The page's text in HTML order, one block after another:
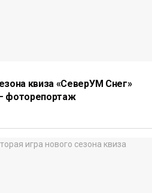
квиза «СеверУМ Снег»
фоторепортаж